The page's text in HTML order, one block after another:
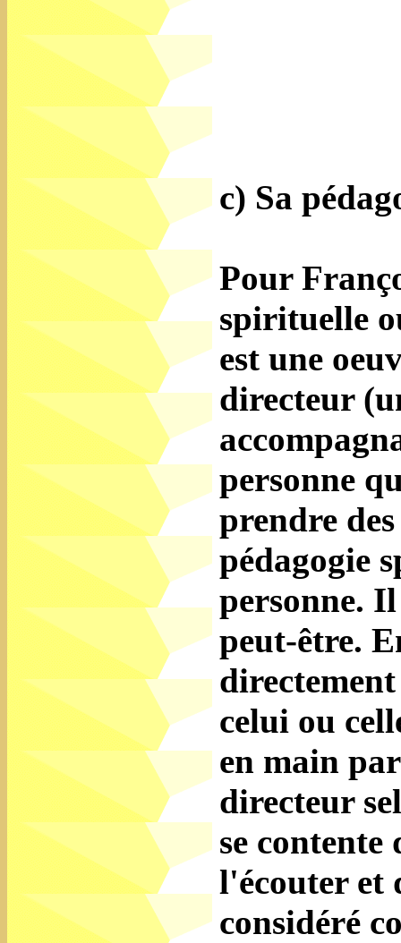
c) Sa
Pour
spirituelle
est une
directeur
personne
prendre
pédagogie
personne.
peut-être.
celui ou
en main
directeur
se contente
l'écouter et
considéré